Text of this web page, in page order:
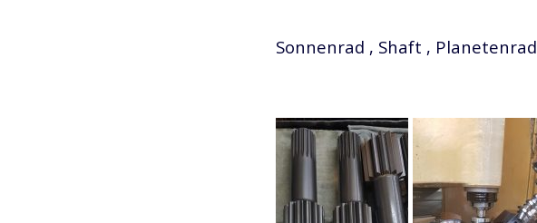
Sonnenrad , Shaft , Planetenrad